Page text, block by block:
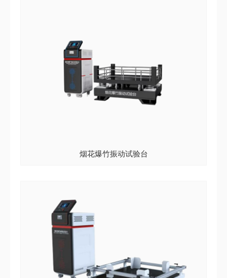
烟花爆竹振动试验台